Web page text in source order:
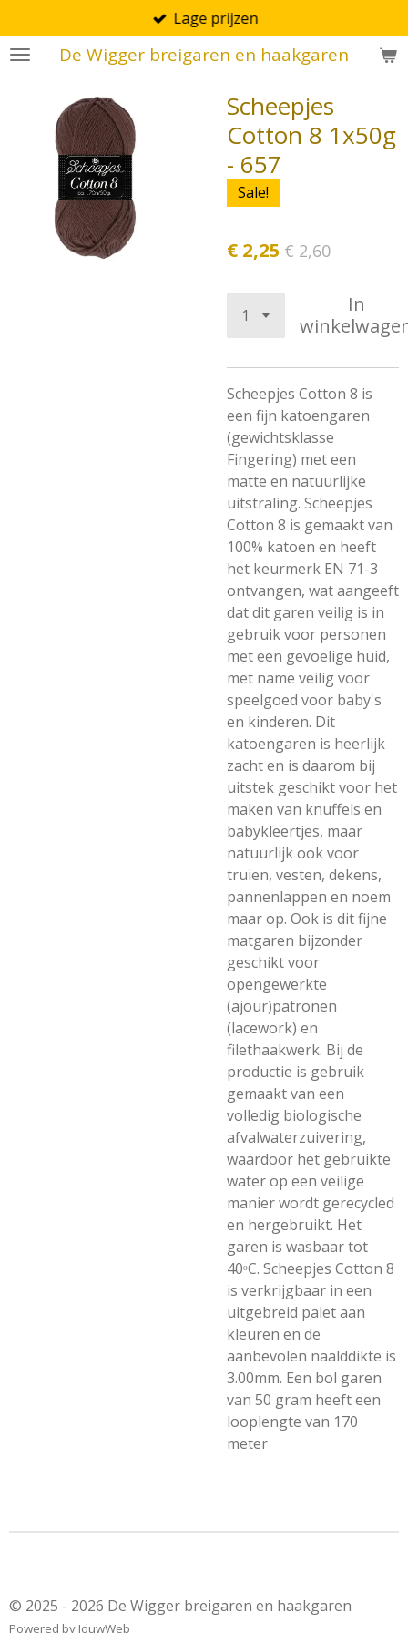
direct
naar
hoofdinhoud
De Wigger breigaren en haakgaren
Lage prijzen
Scheepjes
Cotton 8 1x50g
- 657
Sale!
€ 2,25 € 2,60
In
Scheepjes Cotton 8 is
een fijn katoengaren
(gewichtsklasse
Fingering) met een
matte en natuurlijke
uitstraling. Scheepjes
Cotton 8 is gemaakt van
100% katoen en heeft
het keurmerk EN 71-3
ontvangen, wat aangeeft
dat dit garen veilig is in
gebruik voor personen
met een gevoelige huid,
met name veilig voor
speelgoed voor baby's
en kinderen. Dit
katoengaren is heerlijk
zacht en is daarom bij
uitstek geschikt voor het
maken van knuffels en
babykleertjes, maar
natuurlijk ook voor
truien, vesten, dekens,
pannenlappen en noem
maar op. Ook is dit fijne
matgaren bijzonder
geschikt voor
opengewerkte
(ajour)patronen
(lacework) en
filethaakwerk. Bij de
productie is gebruik
gemaakt van een
volledig biologische
afvalwaterzuivering,
waardoor het gebruikte
water op een veilige
manier wordt gerecycled
en hergebruikt. Het
garen is wasbaar tot
40ᵒC. Scheepjes Cotton 8
is verkrijgbaar in een
uitgebreid palet aan
kleuren en de
aanbevolen naalddikte is
3.00mm. Een bol garen
van 50 gram heeft een
looplengte van 170
meter
© 2025 - 2026 De Wigger breigaren en haakgaren
Powered by JouwWeb